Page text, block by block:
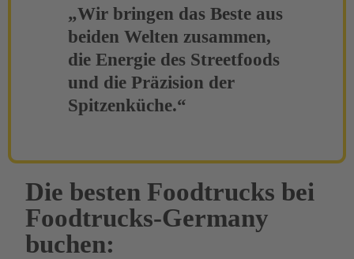
„Wir bringen das Beste aus
beiden Welten zusammen,
die Energie des Streetfoods
und die Präzision der
Spitzenküche.“
Die besten Foodtrucks bei
Foodtrucks-Germany
buchen: